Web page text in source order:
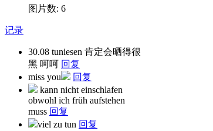
图片数: 6
记录
30.08 tuniesen 肯定会晒得很
黑 呵呵 回复
miss you
回复
kann nicht einschlafen
obwohl ich früh aufstehen
muss 回复
viel zu tun 回复